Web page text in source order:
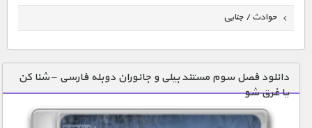
حوادث / جنایی
دنیای خوراکی ها
زمین شناسی / محیط زیست
سازه/ معماری/ مهندسی
دانلود فصل سوم مستند بیلی و جانوران دوبله فارسی – شنا کن
یا غرق شو